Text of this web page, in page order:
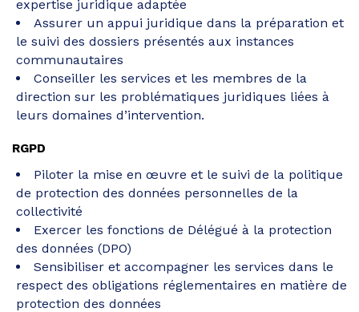
expertise juridique adaptée
Assurer un appui juridique dans la préparation et
le suivi des dossiers présentés aux instances
communautaires
Conseiller les services et les membres de la
direction sur les problématiques juridiques liées à
leurs domaines d’intervention.
RGPD
Piloter la mise en œuvre et le suivi de la politique
de protection des données personnelles de la
collectivité
Exercer les fonctions de Délégué à la protection
des données (DPO)
Sensibiliser et accompagner les services dans le
respect des obligations réglementaires en matière de
protection des données